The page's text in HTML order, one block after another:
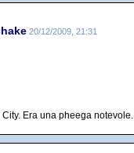
20/12/2009, 21:31
City. Era una pheega notevole.